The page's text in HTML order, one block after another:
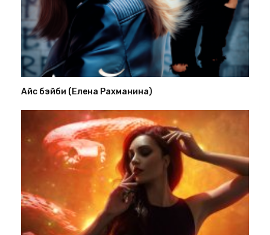
Айс бэйби (Елена Рахманина)